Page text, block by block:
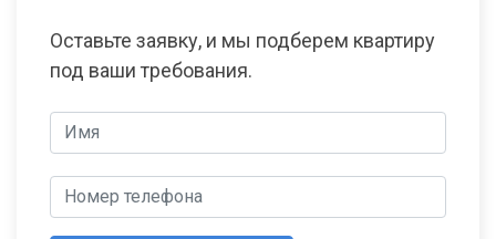
Оставьте заявку, и мы подберем квартиру
под ваши требования.